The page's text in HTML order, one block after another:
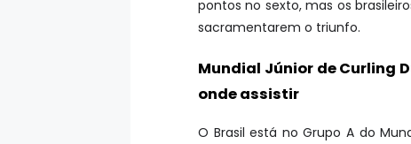
pontos no sexto, mas os
sacramentarem o triunfo.
Mundial Júnior de Curling
onde assistir
O Brasil está no Grupo A do